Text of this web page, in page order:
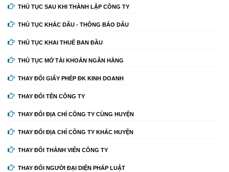
THỦ TỤC SAU KHI THÀNH LẬP CÔNG TY
THỦ TỤC KHẮC DẤU - THÔNG BÁO DẤU
THỦ TỤC KHAI THUẾ BAN ĐẦU
THỦ TỤC MỞ TÀI KHOẢN NGÂN HÀNG
THAY ĐỔI GIẤY PHÉP ĐK KINH DOANH
THAY ĐỔI TÊN CÔNG TY
THAY ĐỔI ĐỊA CHỈ CÔNG TY CÙNG HUYỆN
THAY ĐỔI ĐỊA CHỈ CÔNG TY KHÁC HUYỆN
THAY ĐỔI THÀNH VIÊN CÔNG TY
THAY ĐỔI NGƯỜI ĐẠI DIỆN PHÁP LUẬT